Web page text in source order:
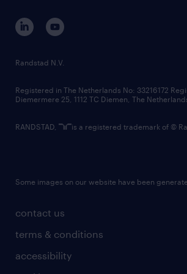
corporate governance
randstad innovation fund
country websites
contact us
terms & conditions
accessibility
Randstad N.V.
Registered in The Netherlands No: 33216172
Diemermere 25, 1112 TC Diemen, The
RANDSTAD, is a registered trademark of ©
Some images on our website have been